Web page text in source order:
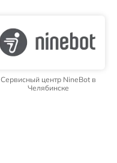
Сервисный центр NineBot в
Челябинске